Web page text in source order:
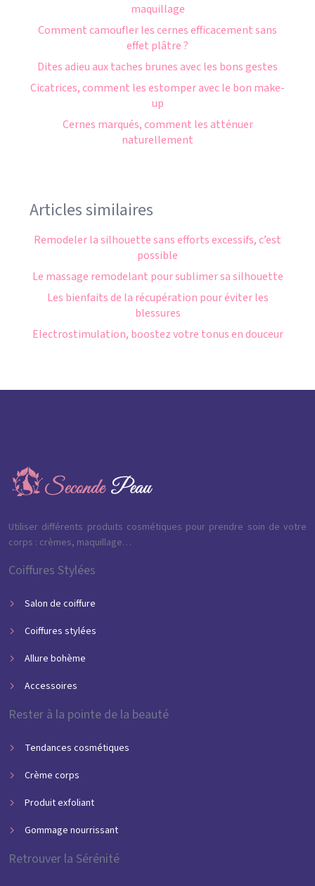
maquillage
Comment camoufler les cernes efficacement sans
effet plâtre ?
Dites adieu aux taches brunes avec les bons gestes
Cicatrices, comment les estomper avec le bon make-
up
Cernes marqués, comment les atténuer
naturellement
Articles similaires
Remodeler la silhouette sans efforts excessifs, c’est
possible
Le massage remodelant pour sublimer sa silhouette
Les bienfaits de la récupération pour éviter les
blessures
Electrostimulation, boostez votre tonus en douceur
Utiliser différents produits cosmétiques pour prendre soin de votre
corps : crèmes, maquillage…
Coiffures Stylées
Salon de coiffure
Coiffures stylées
Allure bohème
Accessoires
Rester à la pointe de la beauté
Tendances cosmétiques
Crème corps
Produit exfoliant
Gommage nourrissant
Retrouver la Sérénité